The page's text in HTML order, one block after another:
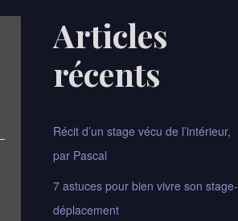
Articles
récents
Récit d’un stage vécu de l’intérieur,
par Pascal​
7 astuces pour bien vivre son stage-
déplacement